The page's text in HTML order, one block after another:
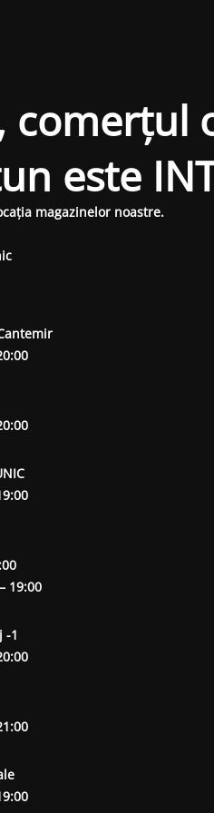
comerțul
este
magazinelor noastre.
19:00
-1